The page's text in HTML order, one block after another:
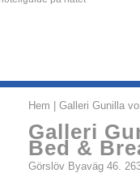
Hem | Galleri Gunilla
Galleri
Bed &
Görslöv Byaväg 46.